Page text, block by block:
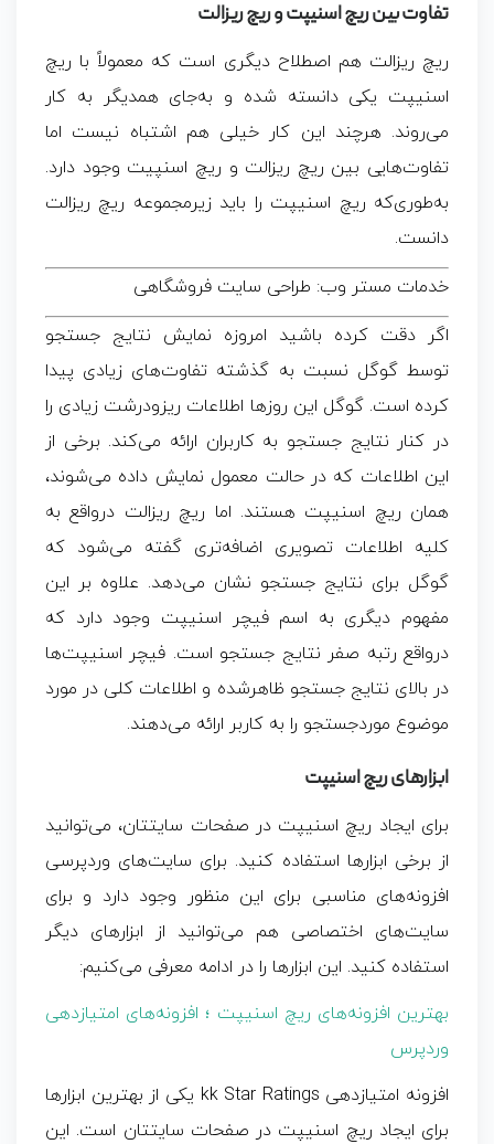
تفاوت بین ریچ اسنیپت و ریچ ریزالت
ریچ ریزالت هم اصطلاح دیگری است که معمولاً با ریچ
اسنیپت یکی دانسته شده و به‌جای همدیگر به کار
می‌روند. هرچند این کار خیلی هم اشتباه نیست اما
تفاوت‌هایی بین ریچ ریزالت و ریچ اسنپیت وجود دارد.
به‌طوری‌که ریچ اسنیپت را باید زیرمجموعه ریچ ریزالت
دانست.
خدمات مستر وب: طراحی سایت فروشگاهی
اگر دقت کرده باشید امروزه نمایش نتایج جستجو
توسط گوگل نسبت به گذشته تفاوت‌های زیادی پیدا
کرده است. گوگل این روزها اطلاعات ریزودرشت زیادی را
در کنار نتایج جستجو به کاربران ارائه می‌کند. برخی از
این اطلاعات که در حالت معمول نمایش داده می‌شوند،
همان ریچ اسنیپت هستند. اما ریچ ریزالت درواقع به
کلیه اطلاعات تصویری اضافه‌تری گفته می‌شود که
گوگل برای نتایج جستجو نشان می‌دهد. علاوه بر این
مفهوم دیگری به اسم فیچر اسنیپت وجود دارد که
درواقع رتبه صفر نتایج جستجو است. فیچر اسنیپت‌ها
در بالای نتایج جستجو ظاهرشده و اطلاعات کلی در مورد
موضوع موردجستجو را به کاربر ارائه می‌دهند.
ابزارهای ریچ اسنیپت
برای ایجاد ریچ اسنیپت در صفحات سایتتان، می‌توانید
از برخی ابزارها استفاده کنید. برای سایت‌های وردپرسی
افزونه‌های مناسبی برای این منظور وجود دارد و برای
سایت‌های اختصاصی هم می‌توانید از ابزارهای دیگر
استفاده کنید. این ابزارها را در ادامه معرفی می‌کنیم:
بهترین افزونه‌های ریچ اسنیپت ؛ افزونه‌های امتیازدهی
وردپرس
افزونه امتیازدهی kk Star Ratings یکی از بهترین ابزارها
برای ایجاد ریچ اسنیپت در صفحات سایتتان است. این